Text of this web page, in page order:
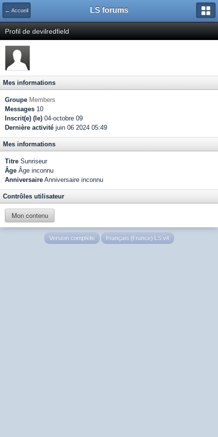
← Accueil LS forums
Profil de devilredfield
Mes informations
Groupe Members
Messages 10
Inscrit(e) (le) 04-octobre 09
Dernière activité juin 06 2024 05:49
Mes informations
Titre Sunriseur
Âge Âge inconnu
Anniversaire Anniversaire inconnu
Contrôles utilisateur
Mon contenu
Version complète Français (France) LS v4